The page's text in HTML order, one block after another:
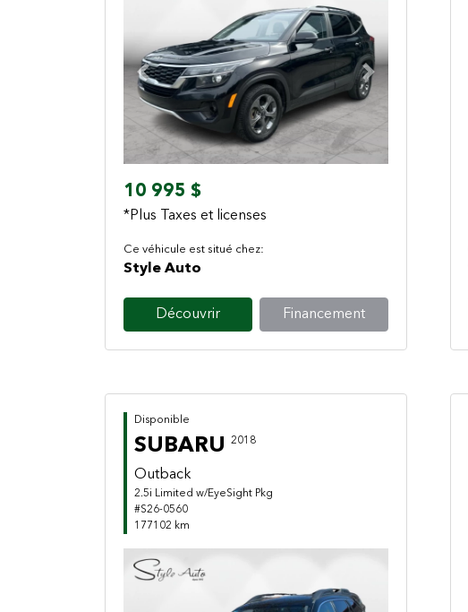
Previous Next
10 995 $
*Plus Taxes et licenses
Ce véhicule est situé chez:
Style Auto
Découvrir Financement
Disponible
SUBARU 2018
Outback
2.5i Limited w/EyeSight Pkg
#S26-0560
177102 km